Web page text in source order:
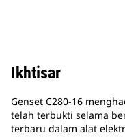
Ikhtisar
Genset C280-16
telah terbukti selama
terbaru dalam alat